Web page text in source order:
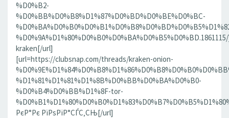
%D0%B2-
%D0%BB%D0%B8%D1%87%D0%BD%D0%BE%D0%BC-
kraken[/url]
[url=https://clubsnap.com/threads/kraken-onion-
%D1%81%D1%81%D1%8B%D0%BB%D0%BA%D0%B0-
%D0%B4%D0%BB%D1%8F-tor-
РєР°Рє РїРѕРїР°СЃС‚СЊ[/url]